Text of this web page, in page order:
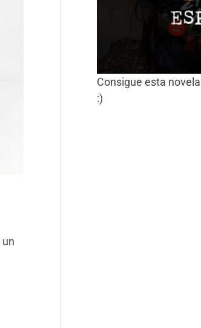
un
Consigue esta
:)